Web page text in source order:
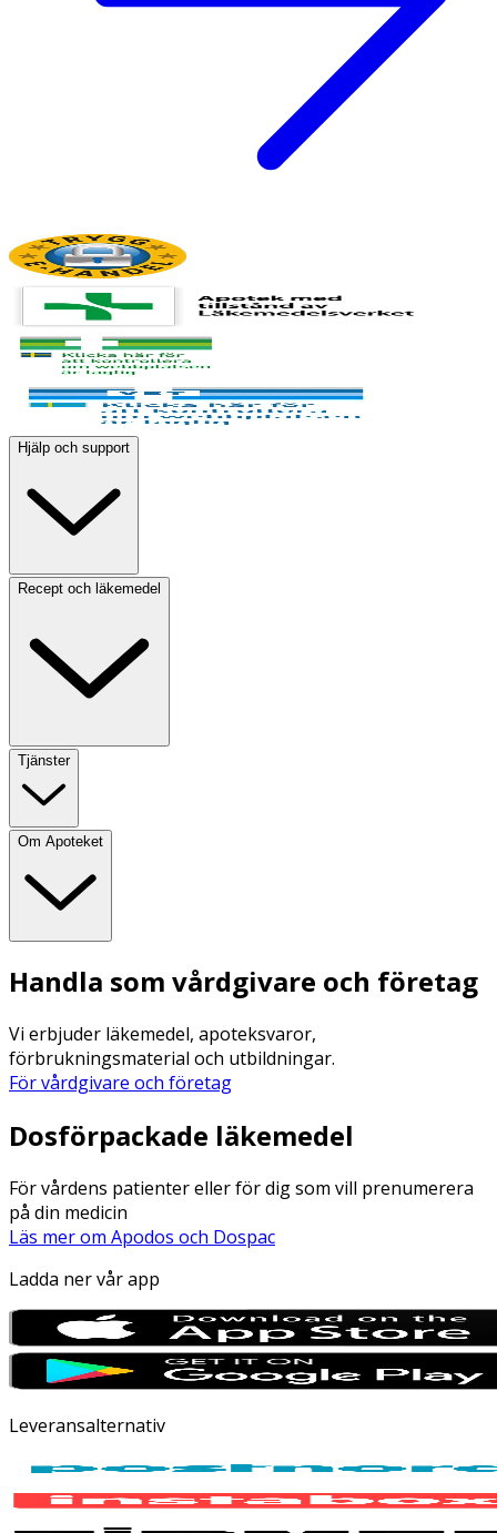
Hjälp och support
Recept och läkemedel
Tjänster
Om Apoteket
Handla som vårdgivare och företag
Vi erbjuder läkemedel, apoteksvaror,
förbrukningsmaterial och utbildningar.
För vårdgivare och företag
Dosförpackade läkemedel
För vårdens patienter eller för dig som vill prenumerera
på din medicin
Läs mer om Apodos och Dospac
Ladda ner vår app
Leveransalternativ